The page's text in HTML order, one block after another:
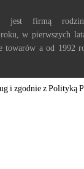
jest firmą
w pierwszych
towarów a od 1992
i zgodnie z